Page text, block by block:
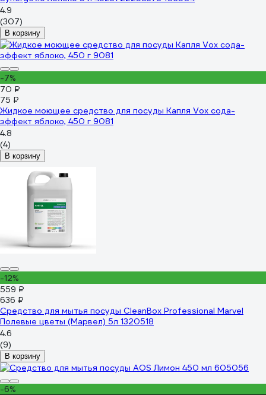
4.9
(307)
В корзину
-7%
70 ₽
75 ₽
Жидкое моющее средство для посуды Капля Vox сода-
эффект яблоко, 450 г 9081
4.8
(4)
В корзину
-12%
559 ₽
636 ₽
Средство для мытья посуды CleanBox Professional Marvel
Полевые цветы (Марвел) 5л 1320518
4.6
(9)
В корзину
-6%